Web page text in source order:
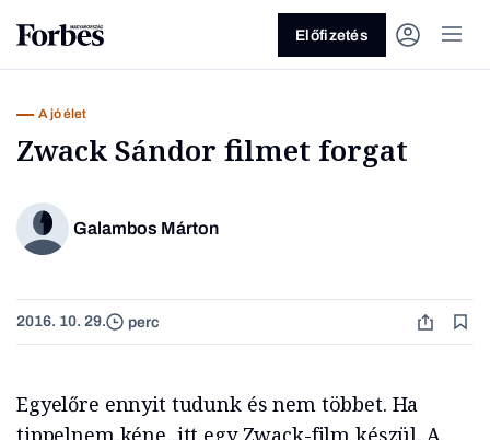
Vagy fedezze fel a következő
Előfizetés
A jó élet
Zwack Sándor filmet forgat
Galambos Márton
2016. 10. 29. perc
Egyelőre ennyit tudunk és nem többet. Ha
tippelnem kéne, itt egy Zwack-film készül. A